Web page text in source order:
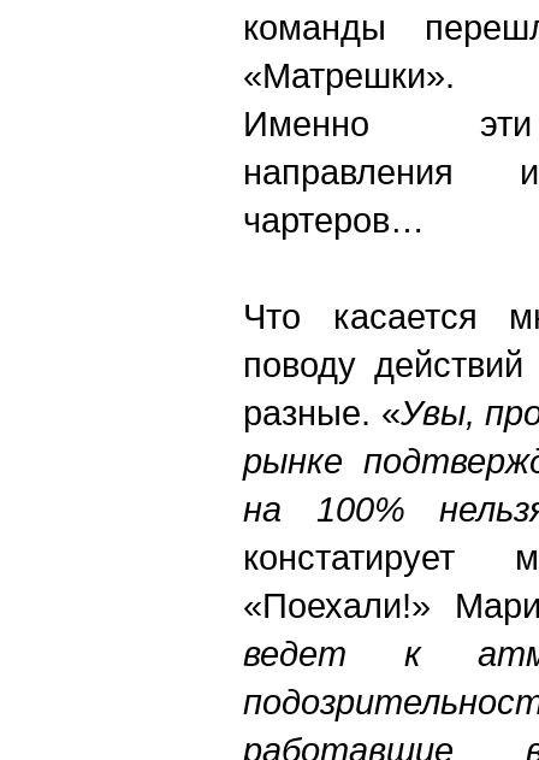
команды
«Матрешки».
Именно эти
направления
чартеров…
Что касается
поводу
разные. «Увы,
рынке
на 100%
констатирует
«Поехали!»
ведет к
работавшие